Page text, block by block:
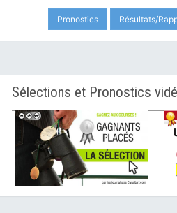
Pronostics Résultats/
Sélections et Pronostics